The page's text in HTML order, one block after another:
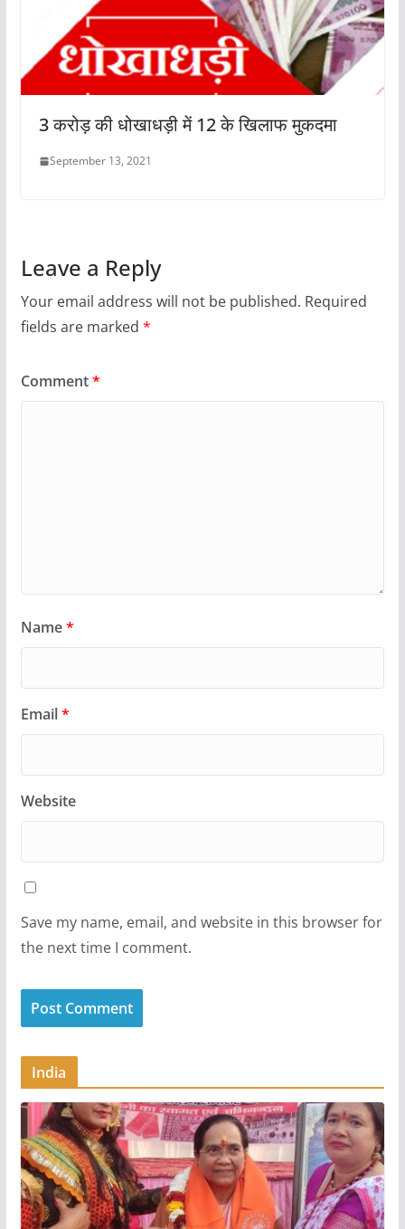
3 करोड़ की धोखाधड़ी में 12 के खिलाफ मुकदमा
September 13, 2021
Leave a Reply
Your email address will not be published. Required
fields are marked *
Comment*
Name*
Email*
Website
Save my name, email, and website in this browser for
the next time I comment.
India